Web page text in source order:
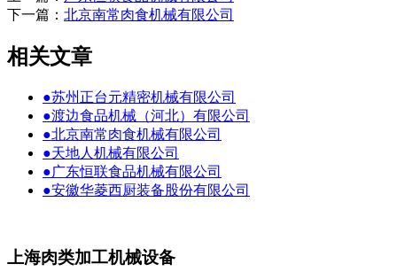
下一篇： 北京南常肉食机械有限公司
相关文章
●苏州正台元精密机械有限公司
●渡边食品机械（河北）有限公司
●北京南常肉食机械有限公司
●天地人机械有限公司
●广东恒联食品机械有限公司
●安徽华菱西厨装备股份有限公司
上海肉类加工机械设备